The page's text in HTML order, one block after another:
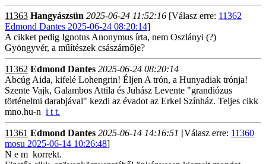
11363 Hangyászsün 2025-06-24 11:52:16 [Válasz erre: 11362
Edmond Dantes 2025-06-24 08:20:14]
A cikket pedig Ignotus Anonymus írta, nem Oszlányi (?)
Gyöngyvér, a műítészek császárnője?
11362 Edmond Dantes 2025-06-24 08:20:14
Abcúg Aida, kifelé Lohengrin! Éljen A trón, a Hunyadiak trónja!
Szente Vajk, Galambos Attila és Juhász Levente "grandiózus
történelmi darabjával" kezdi az évadot az Erkel Színház. Teljes cikk
mno.hu-n i t t.
11361 Edmond Dantes 2025-06-14 14:16:51 [Válasz erre: 11360
mosu 2025-06-14 10:26:48]
N e m korrekt.